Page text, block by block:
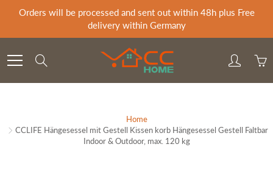
Orders will be processed and sent out within 48h plus Free
delivery within Germany
Home
CCLIFE Hängesessel mit Gestell Kissen korb Hängesessel Gestell Faltbar
Indoor & Outdoor, max. 120 kg